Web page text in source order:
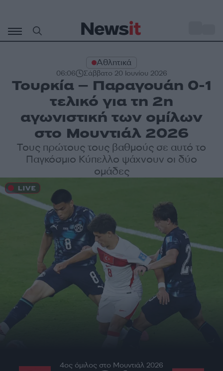
περιεχόμενο
Αθλητικά
06:06 Σάββατο 20 Ιουνίου 2026
Τουρκία – Παραγουάη 0-1
τελικό για τη 2η
αγωνιστική των ομίλων
στο Μουντιάλ 2026
Τους πρώτους τους βαθμούς σε αυτό το
Παγκόσμιο Κύπελλο ψάχνουν οι δύο
ομάδες
4ος όμιλος στο Μουντιάλ 2026